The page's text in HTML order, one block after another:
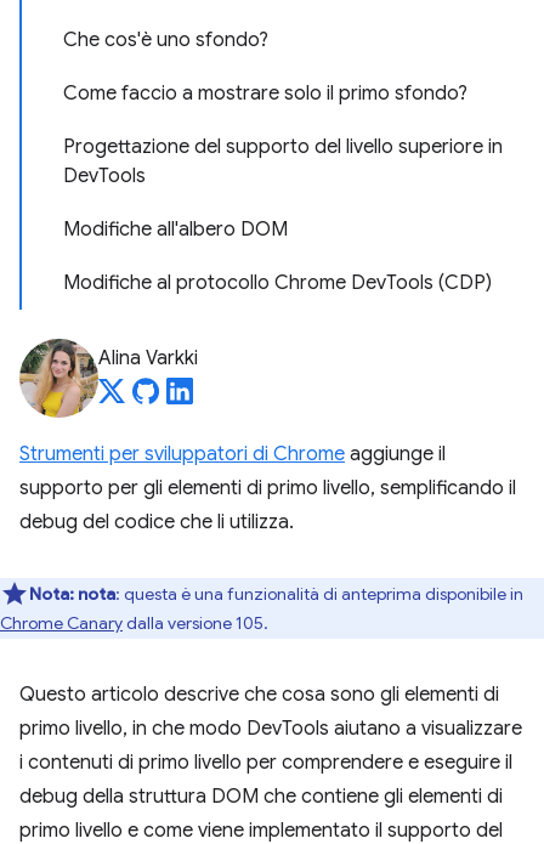
Che cos'è uno sfondo?
Come faccio a mostrare solo il primo sfondo?
Progettazione del supporto del livello superiore in
DevTools
Modifiche all'albero DOM
Modifiche al protocollo Chrome DevTools (CDP)
Alina Varkki
Strumenti per sviluppatori di Chrome aggiunge il
supporto per gli elementi di primo livello, semplificando il
debug del codice che li utilizza.
Nota: nota: questa è una funzionalità di anteprima disponibile in
Chrome Canarydalla versione 105.
Questo articolo descrive che cosa sono gli elementi di
primo livello, in che modo DevTools aiutano a visualizzare
i contenuti di primo livello per comprendere e eseguire il
debug della struttura DOM che contiene gli elementi di
primo livello e come viene implementato il supporto del